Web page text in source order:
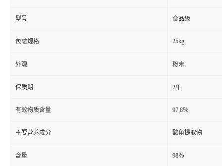
型号 食品级
包装规格 25kg
外观 粉末
保质期 2年
有效物质含量 97.8％
主要营养成分 酸角提取物
含量 98％